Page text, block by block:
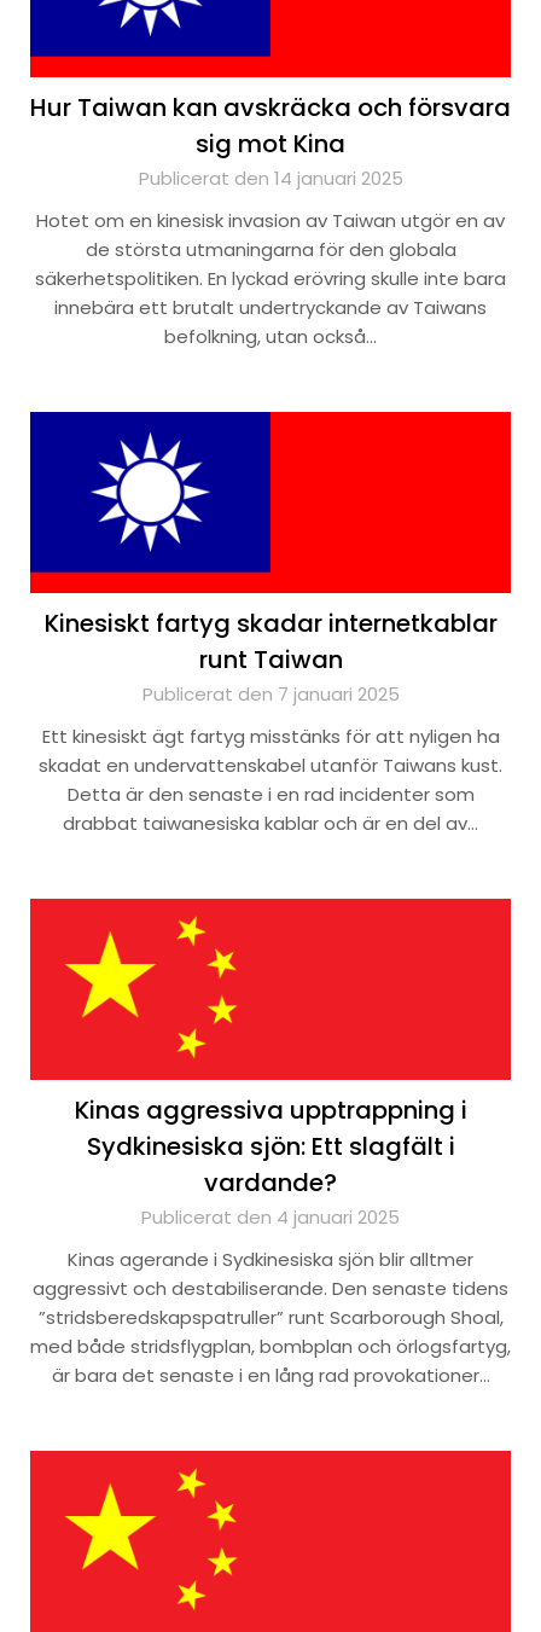
Hur Taiwan kan avskräcka och försvara
sig mot Kina
Publicerat den 14 januari 2025
Hotet om en kinesisk invasion av Taiwan utgör en av
de största utmaningarna för den globala
säkerhetspolitiken. En lyckad erövring skulle inte bara
innebära ett brutalt undertryckande av Taiwans
befolkning, utan också…
Kinesiskt fartyg skadar internetkablar
runt Taiwan
Publicerat den 7 januari 2025
Ett kinesiskt ägt fartyg misstänks för att nyligen ha
skadat en undervattenskabel utanför Taiwans kust.
Detta är den senaste i en rad incidenter som
drabbat taiwanesiska kablar och är en del av…
Kinas aggressiva upptrappning i
Sydkinesiska sjön: Ett slagfält i
vardande?
Publicerat den 4 januari 2025
Kinas agerande i Sydkinesiska sjön blir alltmer
aggressivt och destabiliserande. Den senaste tidens
”stridsberedskapspatruller” runt Scarborough Shoal,
med både stridsflygplan, bombplan och örlogsfartyg,
är bara det senaste i en lång rad provokationer…